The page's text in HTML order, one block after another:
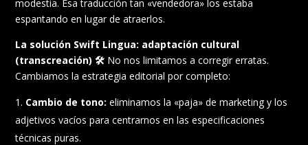
modestia. Esa traducción tan «vendedora» los estaba
espantando en lugar de atraerlos.
La solución Swift Lingua: adaptación cultural
(transcreación)🛠️ No nos limitamos a corregir erratas.
Cambiamos la estrategia editorial por completo:
Cambio de tono: eliminamos la «paja» de marketing y los
adjetivos vacíos para centrarnos en las especificaciones
técnicas puras.